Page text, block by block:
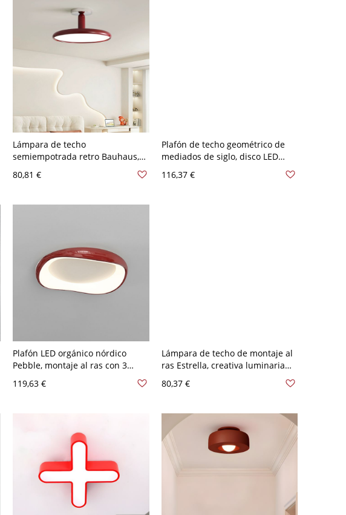
Lámpara de techo
semiempotrada retro Bauhaus,
disco metálico brillante con LED
para dormitorio - Rojo 110 A 120
80,81 €
Plafón de techo geométrico de
mediados de siglo, disco LED
ultrafino con aro metálico - Rojo
110 A 120 V 40,64 cm
116,37 €
Plafón LED orgánico nórdico
Pebble, montaje al ras con 3
temperaturas de color - Rojo 110
A 120 V Tercer Gear
119,63 €
Lámpara de techo de montaje al
ras Estrella, creativa luminaria
sala de juegos de niños - Rojo
80,37 €